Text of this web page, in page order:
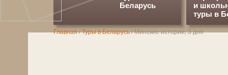
Беларусь
и
туры в
Главная/Туры в Беларусь/Минские истории, 3 дня